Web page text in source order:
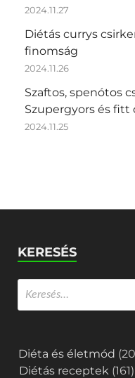
2024.11.27
Diétás currys
finomság
2024.11.26
Szaftos, spenótos
Szupergyors és fitt
2024.11.25
KERESÉS
Diéta és életmód
Diétás receptek (161)